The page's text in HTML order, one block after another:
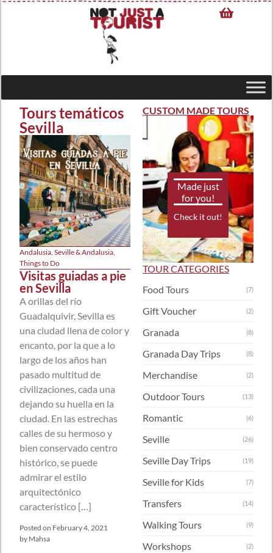
Tours temáticos
Sevilla
Andalusia Seville & Andalusia
Things to Do
Visitas guiadas a pie
en Sevilla
A orillas del río
Guadalquivir, Sevilla es
una ciudad llena de color y
encanto, por la que a lo
largo de los años han
pasado multitud de
civilizaciones, cada una
dejando su huella en la
ciudad. En las estrechas
calles de su hermoso y
bien conservado centro
histórico, se puede
admirar el estilo
arquitectónico
característico […]
Posted on February 4, 2021
by Mahsa
CUSTOM MADE TOURS
Made just
for you!
Check it out!
TOUR CATEGORIES
Food Tours
(7)
Gift Voucher (2)
Granada (8)
Granada Day Trips (8)
Merchandise (2)
Outdoor Tours (13)
Romantic (6)
Seville (26)
Seville Day Trips (19)
Seville for Kids (7)
Transfers (14)
Walking Tours (9)
Workshops (2)